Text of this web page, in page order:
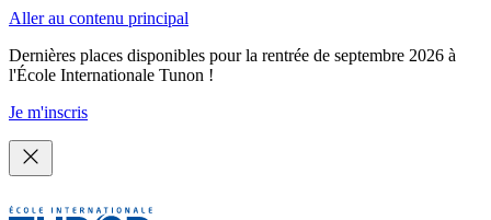
Aller au contenu principal
Dernières places disponibles pour la rentrée de septembre 2026 à
l'École Internationale Tunon !
Je m'inscris